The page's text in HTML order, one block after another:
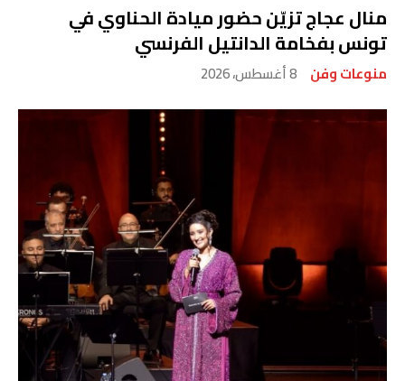
منال عجاج تزيّن حضور ميادة الحناوي في
تونس بفخامة الدانتيل الفرنسي
منوعات وفن 8 أغسطس، 2026